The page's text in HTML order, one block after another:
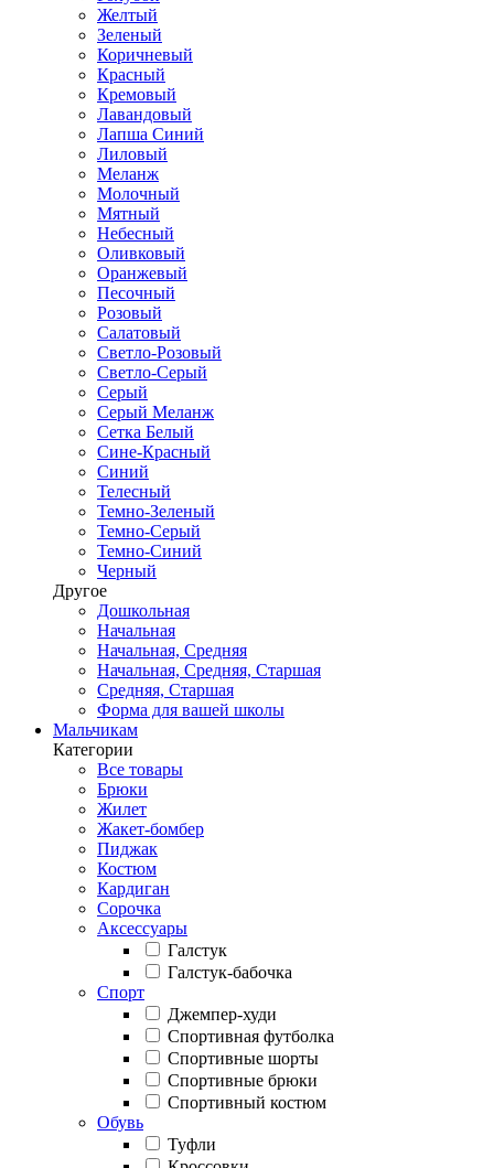
Желтый
Зеленый
Коричневый
Красный
Кремовый
Лавандовый
Лапша Синий
Лиловый
Меланж
Молочный
Мятный
Небесный
Оливковый
Оранжевый
Песочный
Розовый
Салатовый
Светло-Розовый
Светло-Серый
Серый
Серый Меланж
Сетка Белый
Сине-Красный
Синий
Телесный
Темно-Зеленый
Темно-Серый
Темно-Синий
Черный
Другое
Дошкольная
Начальная
Начальная, Средняя
Начальная, Средняя, Старшая
Средняя, Старшая
Форма для вашей школы
Мальчикам
Категории
Все товары
Брюки
Жилет
Жакет-бомбер
Пиджак
Костюм
Кардиган
Сорочка
Аксессуары
Галстук
Галстук-бабочка
Спорт
Джемпер-худи
Спортивная футболка
Спортивные шорты
Спортивные брюки
Спортивный костюм
Обувь
Туфли